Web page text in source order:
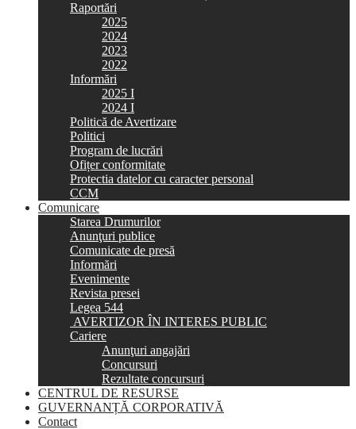
Raportări
2025
2024
2023
2022
Informări
2025 I
2024 I
Politică de Avertizare
Politici
Program de lucrări
Ofițer conformitate
Protectia datelor cu caracter personal
CCM
Comunicare
Starea Drumurilor
Anunţuri publice
Comunicate de presă
Informări
Evenimente
Revista presei
Legea 544
AVERTIZOR ÎN INTERES PUBLIC
Cariere
Anunţuri angajări
Concursuri
Rezultate concursuri
CENTRUL DE RESURSE
GUVERNANȚĂ CORPORATIVĂ
Contact